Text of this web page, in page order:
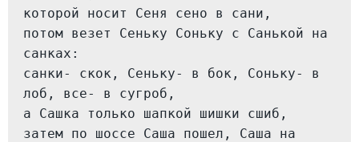
которой носит Сеня сено в сани,
потом везет Сеньку Соньку с Санькой на
санках:
санки- скок, Сеньку- в бок, Соньку- в
лоб, все- в сугроб,
а Сашка только шапкой шишки сшиб,
затем по шоссе Саша пошел, Саша на